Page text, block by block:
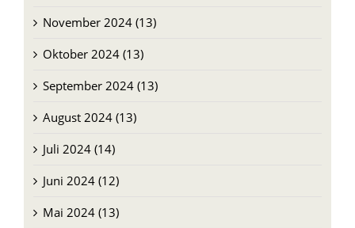
November 2024 (13)
Oktober 2024 (13)
September 2024 (13)
August 2024 (13)
Juli 2024 (14)
Juni 2024 (12)
Mai 2024 (13)